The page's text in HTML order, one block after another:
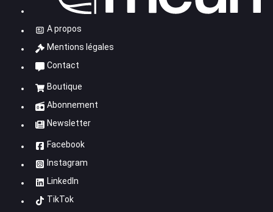
A propos
Mentions légales
Contact
Boutique
Abonnement
Newsletter
Facebook
Instagram
LinkedIn
TikTok